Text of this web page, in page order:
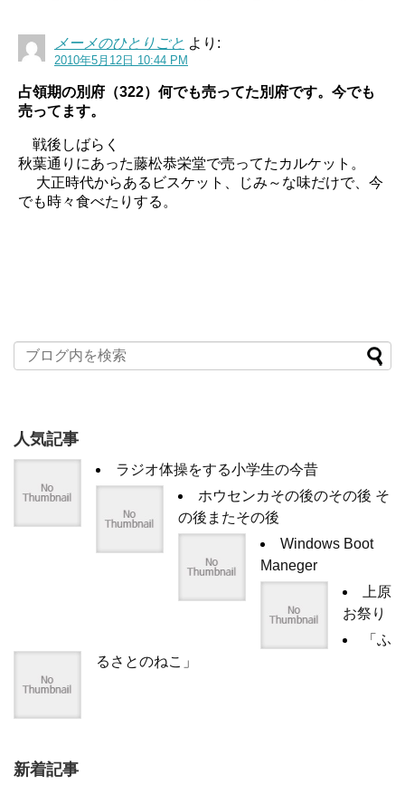
メーメのひとりごと より:
2010年5月12日 10:44 PM
占領期の別府（322）何でも売ってた別府です。今でも
売ってます。
戦後しばらく
秋葉通りにあった藤松恭栄堂で売ってたカルケット。
大正時代からあるビスケット、じみ～な味だけで、今
でも時々食べたりする。
人気記事
ラジオ体操をする小学生の今昔
ホウセンカその後のその後 そ
の後またその後
Windows Boot
Maneger
上原
お祭り
「ふ
るさとのねこ」
新着記事